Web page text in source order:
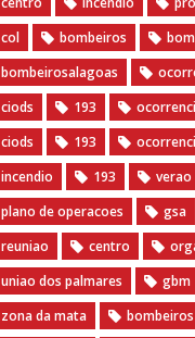
col
bombeiros
bombeirosalagoas
ciods
193
ciods
193
incendio
193
verao
plano de operacoes
gsa
reuniao
centro
uniao dos palmares
gbm
zona da mata
bombeiros